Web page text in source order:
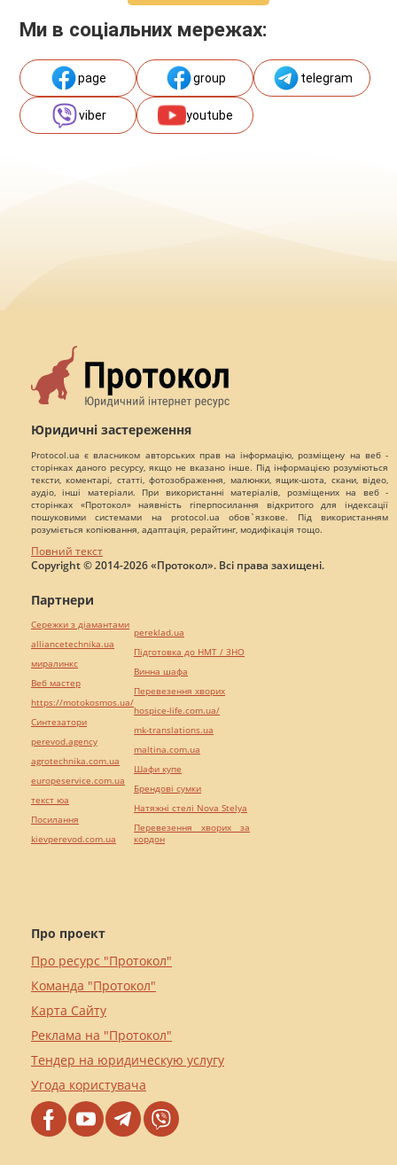
Ми в соціальних мережах:
page group telegram
viber youtube
Юридичні застереження
Protocol.ua є власником авторських прав на інформацію, розміщену на веб -
сторінках даного ресурсу, якщо не вказано інше. Під інформацією розуміються
тексти, коментарі, статті, фотозображення, малюнки, ящик-шота, скани, відео,
аудіо, інші матеріали. При використанні матеріалів, розміщених на веб -
сторінках «Протокол» наявність гіперпосилання відкритого для індексації
пошуковими системами на protocol.ua обов`язкове. Під використанням
розуміється копіювання, адаптація, рерайтинг, модифікація тощо.
Повний текст
Copyright © 2014-2026 «Протокол». Всі права захищені.
Про проект
Про ресурс "Протокол"
Команда "Протокол"
Карта Сайту
Реклама на "Протокол"
Тендер на юридическую услугу
Угода користувача
Партнери
Сережки з діамантами
alliancetechnika.ua
миралинкс
Веб мастер
https://motokosmos.ua/
Синтезатори
perevod.agency
agrotechnika.com.ua
europeservice.com.ua
текст юа
Посилання
kievperevod.com.ua
pereklad.ua
Підготовка до НМТ / ЗНО
Винна шафа
Перевезення хворих
hospice-life.com.ua/
mk-translations.ua
maltina.com.ua
Шафи купе
Брендові сумки
Натяжні стелі Nova Stelya
Перевезення хворих за
кордон